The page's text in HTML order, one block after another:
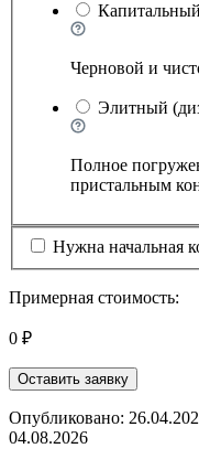
Капитальный
Черновой и
Элитный
Полное
пристальным
Нужна начальная
Примерная стоимость:
0 ₽
Оставить заявку
Опубликовано:
04.08.2026